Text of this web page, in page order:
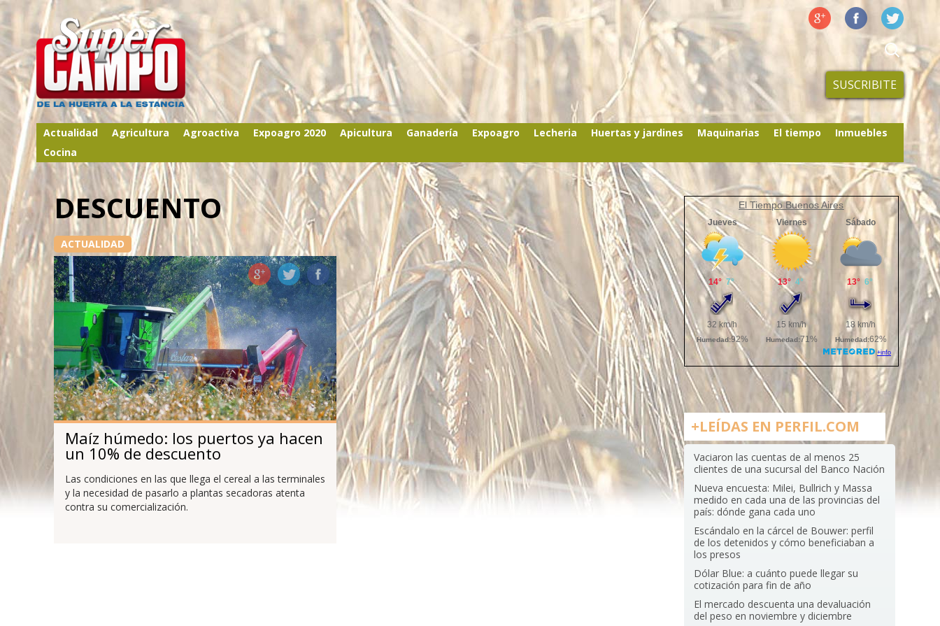
SUSCRIBITE
Actualidad Agricultura Agroactiva Expoagro 2020 Apicultura Ganadería Expoagro Lecheria Huertas y jardines Maquinarias El tiempo
Inmuebles
Cocina
DESCUENTO
ACTUALIDAD
Maíz húmedo: los puertos ya hacen
un 10% de descuento
Las condiciones en las que llega el cereal a las terminales
y la necesidad de pasarlo a plantas secadoras atenta
contra su comercialización.
El Tiempo Buenos Aires
+LEÍDAS EN PERFIL.COM
Vaciaron las cuentas de al menos 25
clientes de una sucursal del Banco Nación
Nueva encuesta: Milei, Bullrich y Massa
medido en cada una de las provincias del
país: dónde gana cada uno
Escándalo en la cárcel de Bouwer: perfil
de los detenidos y cómo beneficiaban a
los presos
Dólar Blue: a cuánto puede llegar su
cotización para fin de año
El mercado descuenta una devaluación
del peso en noviembre y diciembre